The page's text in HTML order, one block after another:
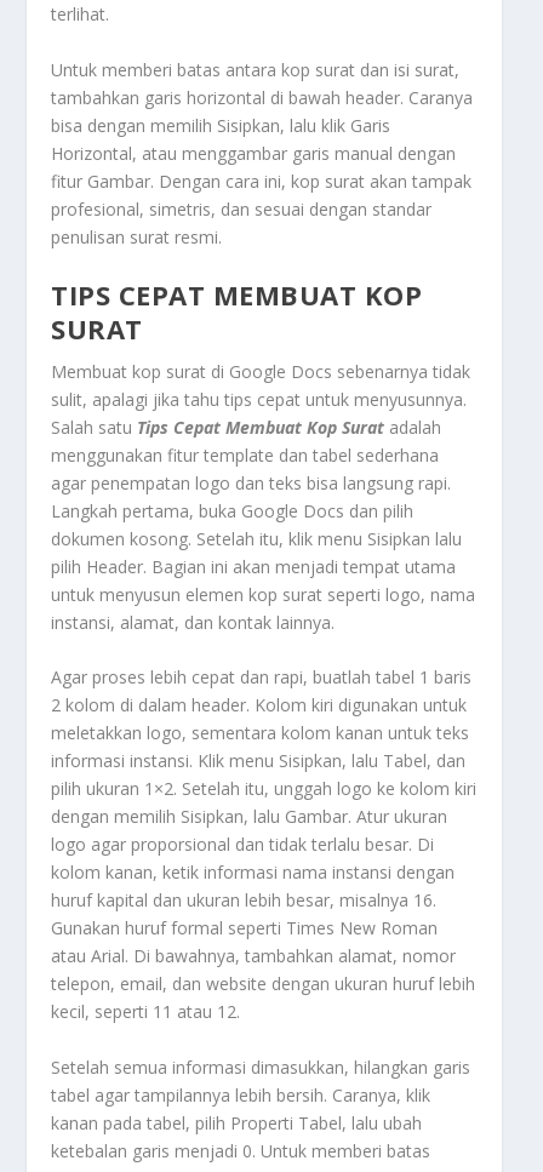
terlihat.
Untuk memberi batas antara kop surat dan isi surat,
tambahkan garis horizontal di bawah header. Caranya
bisa dengan memilih Sisipkan, lalu klik Garis
Horizontal, atau menggambar garis manual dengan
fitur Gambar. Dengan cara ini, kop surat akan tampak
profesional, simetris, dan sesuai dengan standar
penulisan surat resmi.
TIPS CEPAT MEMBUAT KOP
SURAT
Membuat kop surat di Google Docs sebenarnya tidak
sulit, apalagi jika tahu tips cepat untuk menyusunnya.
Salah satu Tips Cepat Membuat Kop Surat adalah
menggunakan fitur template dan tabel sederhana
agar penempatan logo dan teks bisa langsung rapi.
Langkah pertama, buka Google Docs dan pilih
dokumen kosong. Setelah itu, klik menu Sisipkan lalu
pilih Header. Bagian ini akan menjadi tempat utama
untuk menyusun elemen kop surat seperti logo, nama
instansi, alamat, dan kontak lainnya.
Agar proses lebih cepat dan rapi, buatlah tabel 1 baris
2 kolom di dalam header. Kolom kiri digunakan untuk
meletakkan logo, sementara kolom kanan untuk teks
informasi instansi. Klik menu Sisipkan, lalu Tabel, dan
pilih ukuran 1×2. Setelah itu, unggah logo ke kolom kiri
dengan memilih Sisipkan, lalu Gambar. Atur ukuran
logo agar proporsional dan tidak terlalu besar. Di
kolom kanan, ketik informasi nama instansi dengan
huruf kapital dan ukuran lebih besar, misalnya 16.
Gunakan huruf formal seperti Times New Roman
atau Arial. Di bawahnya, tambahkan alamat, nomor
telepon, email, dan website dengan ukuran huruf lebih
kecil, seperti 11 atau 12.
Setelah semua informasi dimasukkan, hilangkan garis
tabel agar tampilannya lebih bersih. Caranya, klik
kanan pada tabel, pilih Properti Tabel, lalu ubah
ketebalan garis menjadi 0. Untuk memberi batas